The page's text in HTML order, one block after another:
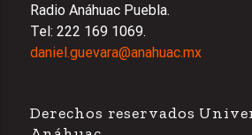
Radio Anáhuac Puebla.
Tel: 222 169 1069.
daniel.guevara@anahuac.mx
Derechos reservados